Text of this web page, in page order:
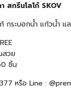
สกรีนโลโก้ SKOV
กระบอกน้ำ แก้วน้ำ
สวย
ชิ้น
หรือ Line :